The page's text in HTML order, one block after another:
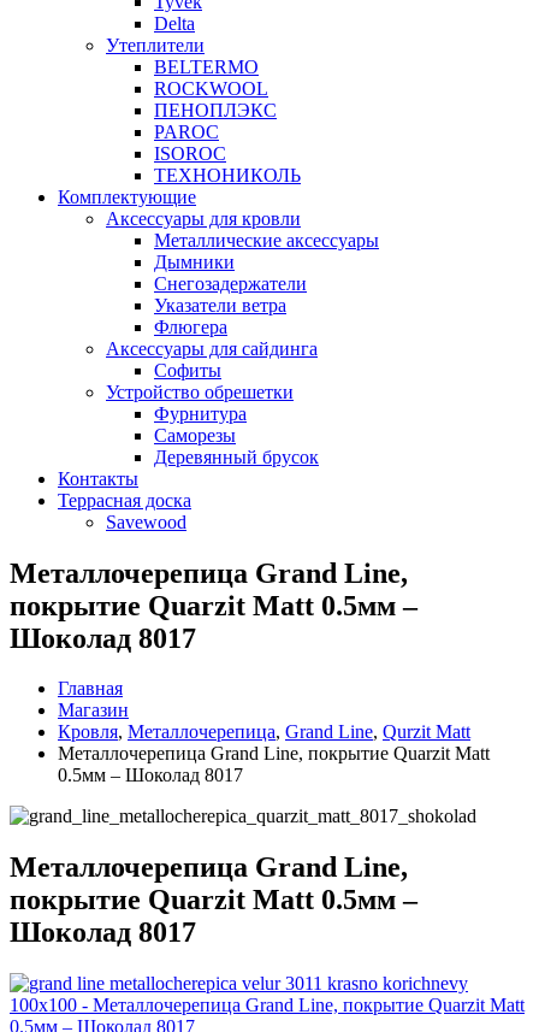
Delta
Утеплители
BELTERMO
ROCKWOOL
ПЕНОПЛЭКС
PAROC
ISOROC
ТЕХНОНИКОЛЬ
Комплектующие
Аксессуары для кровли
Металлические аксессуары
Дымники
Снегозадержатели
Указатели ветра
Флюгера
Аксессуары для сайдинга
Софиты
Устройство обрешетки
Фурнитура
Саморезы
Деревянный брусок
Контакты
Террасная доска
Savewood
Металлочерепица Grand Line,
покрытие Quarzit Matt 0.5мм –
Шоколад 8017
Главная
Магазин
Кровля, Металлочерепица, Grand Line, Qurzit Matt
Металлочерепица Grand Line, покрытие Quarzit Matt
0.5мм – Шоколад 8017
Металлочерепица Grand Line,
покрытие Quarzit Matt 0.5мм –
Шоколад 8017